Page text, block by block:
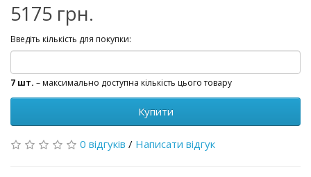
5175 грн.
Введіть кількість для покупки:
7 шт. – максимально доступна кількість цього товару
Купити
0 відгуків / Написати відгук